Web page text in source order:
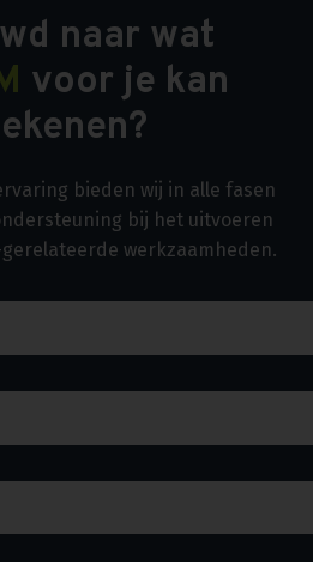
naar wat
voor je kan
bieden wij in alle fasen
bij het uitvoeren
werkzaamheden.